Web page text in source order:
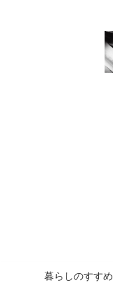
暮らしのすすめ